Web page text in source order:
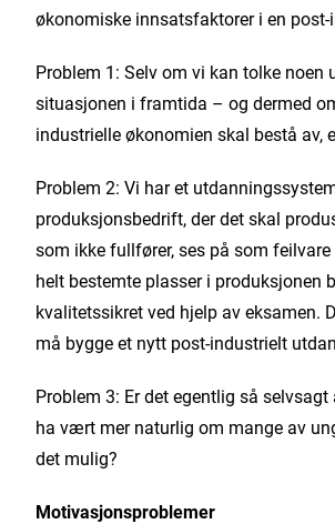
økonomiske innsatsfaktorer i en
Problem 1: Selv om vi kan tolke
situasjonen i framtida – og dermed
industrielle økonomien skal bestå av,
Problem 2: Vi har et
produksjonsbedrift, der det skal
som ikke fullfører, ses på som
helt bestemte plasser i produksjonen
kvalitetssikret ved hjelp av eksamen.
må bygge et nytt post-industrielt
Problem 3: Er det egentlig så
ha vært mer naturlig om mange av
det mulig?
Motivasjonsproblemer